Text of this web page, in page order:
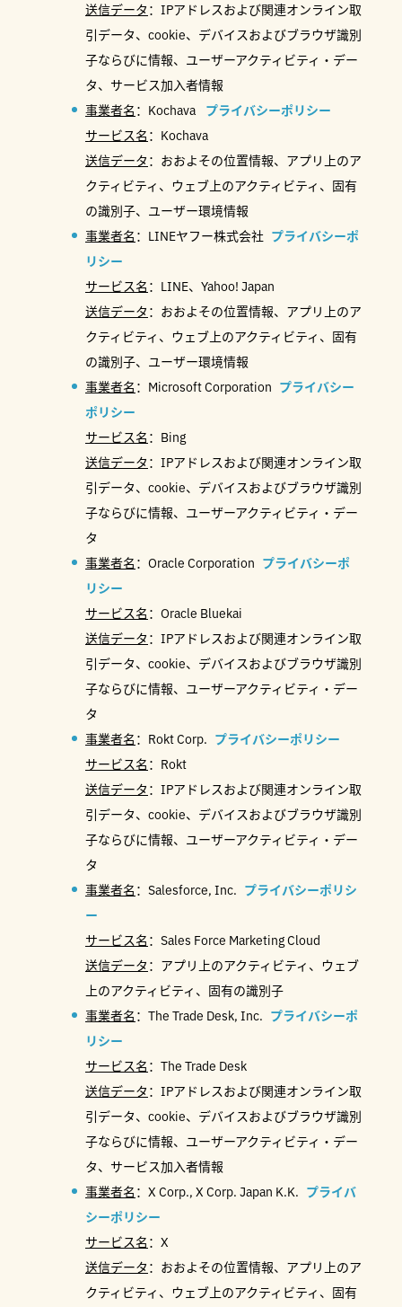
送信データ ：IPアドレスおよび関連オンライン取
引データ、cookie、デバイスおよびブラウザ識別
子ならびに情報、ユーザーアクティビティ・デー
タ、サービス加入者情報
事業者名 ：Kochava プライバシーポリシー
サービス名 ：Kochava
送信データ ：おおよその位置情報、アプリ上のア
クティビティ、ウェブ上のアクティビティ、固有
の識別子、ユーザー環境情報
事業者名 ：LINEヤフー株式会社 プライバシーポ
リシー
サービス名 ：LINE、Yahoo! Japan
送信データ ：おおよその位置情報、アプリ上のア
クティビティ、ウェブ上のアクティビティ、固有
の識別子、ユーザー環境情報
事業者名 ：Microsoft Corporation プライバシー
ポリシー
サービス名 ：Bing
送信データ ：IPアドレスおよび関連オンライン取
引データ、cookie、デバイスおよびブラウザ識別
子ならびに情報、ユーザーアクティビティ・デー
タ
事業者名 ：Oracle Corporation プライバシーポ
リシー
サービス名 ：Oracle Bluekai
送信データ ：IPアドレスおよび関連オンライン取
引データ、cookie、デバイスおよびブラウザ識別
子ならびに情報、ユーザーアクティビティ・デー
タ
事業者名 ：Rokt Corp. プライバシーポリシー
サービス名 ：Rokt
送信データ ：IPアドレスおよび関連オンライン取
引データ、cookie、デバイスおよびブラウザ識別
子ならびに情報、ユーザーアクティビティ・デー
タ
事業者名 ：Salesforce, Inc. プライバシーポリシ
ー
サービス名 ：Sales Force Marketing Cloud
送信データ ：アプリ上のアクティビティ、ウェブ
上のアクティビティ、固有の識別子
事業者名 ：The Trade Desk, Inc. プライバシーポ
リシー
サービス名 ：The Trade Desk
送信データ ：IPアドレスおよび関連オンライン取
引データ、cookie、デバイスおよびブラウザ識別
子ならびに情報、ユーザーアクティビティ・デー
タ、サービス加入者情報
事業者名 ：X Corp., X Corp. Japan K.K. プライバ
シーポリシー
サービス名 ：X
送信データ ：おおよその位置情報、アプリ上のア
クティビティ、ウェブ上のアクティビティ、固有